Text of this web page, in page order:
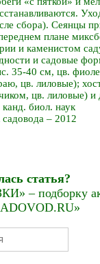
сбора). Сеянцы
плане
и каменистом
и садовые
35-40 см, цв.
цв. лиловые);
цв. лиловые) и
биол. наук
– 2012
статья?
подборку